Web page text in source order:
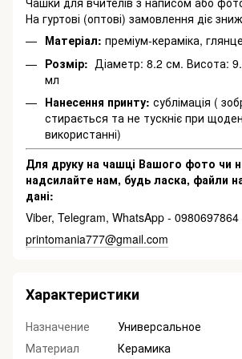
На гуртові (оптові) замовлення діє
Матеріал: преміум-кераміка,
Розмір: Діаметр: 8.2 см. Висота:
мл
Нанесення принту: сублімація (
стирається та не тускніє при
використанні)
Для друку на чашці Вашого фото чи
надсилайте нам, будь ласка, файли
дані:
Viber, Telegram, WhatsApp - 0980697864
printomania777@gmail.com
Характеристики
Назначение
Универсальное
Материал
Керамика